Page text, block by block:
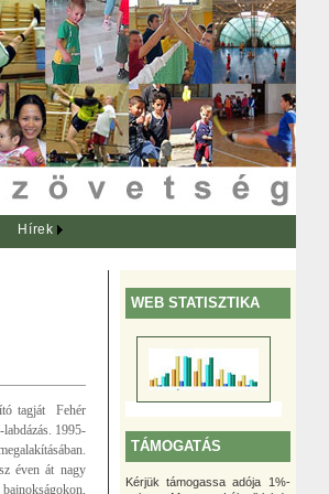
Hírek
WEB STATISZTIKA
TÁMOGATÁS
Kérjük támogassa adója 1%-
tagját Fehér
1995-
éven át nagy